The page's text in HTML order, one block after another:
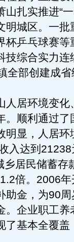
扎实推进“
明城区。一批
杯乒乓球赛等
技综合实力连
全部创建成
环境变化
。顺利通过了
明显，人居环
入达到
乡居民储蓄存
倍。2006
助金，为90
。企业职工养
了基本全覆盖